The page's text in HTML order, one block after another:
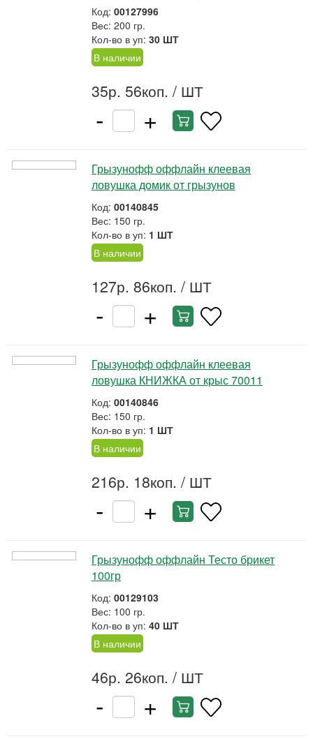
Код: 00127996
Вес: 200 гр.
Кол-во в уп: 30 ШТ
В наличии
35р. 56коп. / ШТ
- +
Грызунофф оффлайн клеевая
ловушка домик от грызунов
Код: 00140845
Вес: 150 гр.
Кол-во в уп: 1 ШТ
В наличии
127р. 86коп. / ШТ
- +
Грызунофф оффлайн клеевая
ловушка КНИЖКА от крыс 70011
Код: 00140846
Вес: 150 гр.
Кол-во в уп: 1 ШТ
В наличии
216р. 18коп. / ШТ
- +
Грызунофф оффлайн Тесто брикет
100гр
Код: 00129103
Вес: 100 гр.
Кол-во в уп: 40 ШТ
В наличии
46р. 26коп. / ШТ
- +